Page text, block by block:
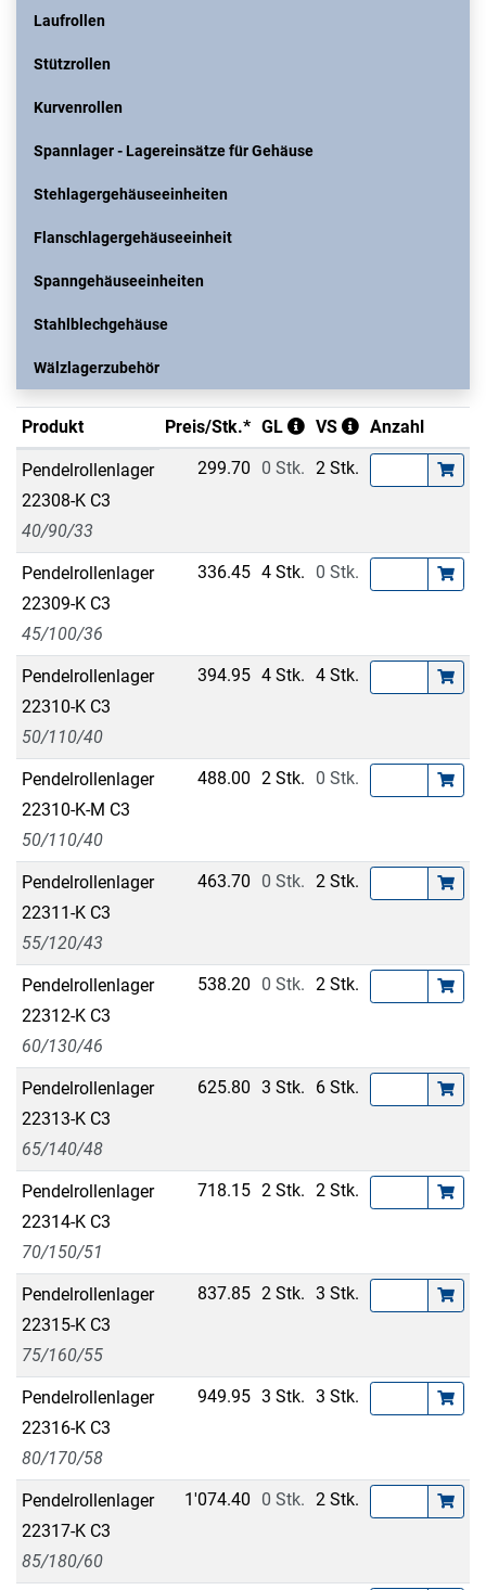
Laufrollen
Stützrollen
Kurvenrollen
Spannlager - Lagereinsätze für Gehäuse
Stehlagergehäuseeinheiten
Flanschlagergehäuseeinheit
Spanngehäuseeinheiten
Stahlblechgehäuse
Wälzlagerzubehör
Produkt Preis/Stk.* GL VS Anzahl
Pendelrollenlager
22308-K C3
40/90/33
299.70 0 Stk. 2 Stk.
Pendelrollenlager
22309-K C3
45/100/36
336.45 4 Stk. 0 Stk.
Pendelrollenlager
22310-K C3
50/110/40
394.95 4 Stk. 4 Stk.
Pendelrollenlager
22310-K-M C3
50/110/40
488.00 2 Stk. 0 Stk.
Pendelrollenlager
22311-K C3
55/120/43
463.70 0 Stk. 2 Stk.
Pendelrollenlager
22312-K C3
60/130/46
538.20 0 Stk. 2 Stk.
Pendelrollenlager
22313-K C3
65/140/48
625.80 3 Stk. 6 Stk.
Pendelrollenlager
22314-K C3
70/150/51
718.15 2 Stk. 2 Stk.
Pendelrollenlager
22315-K C3
75/160/55
837.85 2 Stk. 3 Stk.
Pendelrollenlager
22316-K C3
80/170/58
949.95 3 Stk. 3 Stk.
Pendelrollenlager
22317-K C3
85/180/60
1'074.40 0 Stk. 2 Stk.